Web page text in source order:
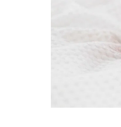
Scaune masa